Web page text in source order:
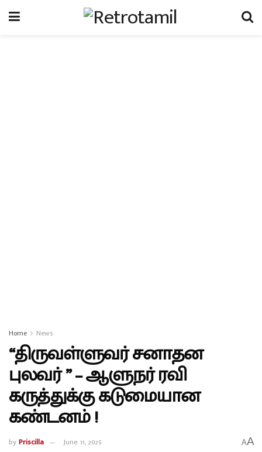
Home News
“திருவள்ளுவர் சனாதன
புலவர் ” – ஆளுநர் ரவி
கருத்துக்கு கடுமையான
கண்டனம் !
byPriscilla June 11, 2025 AA